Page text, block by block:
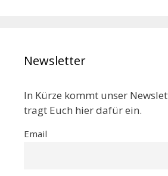
Newsletter
In Kürze kommt unser
tragt Euch hier dafür ein.
Email